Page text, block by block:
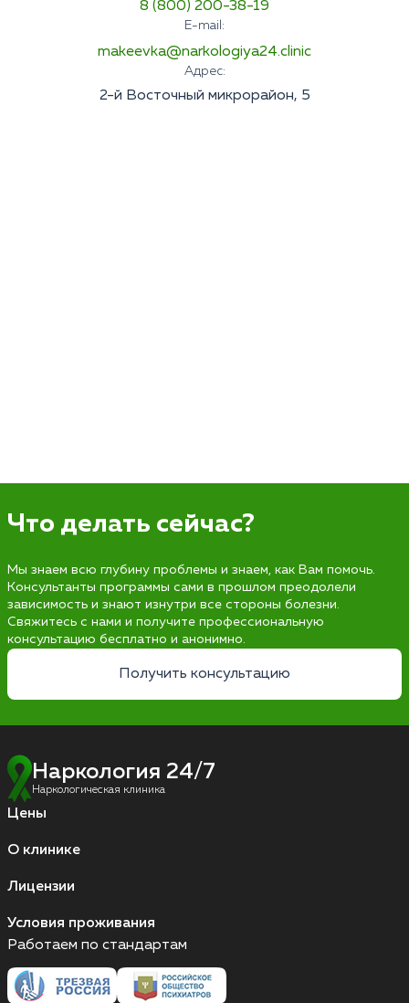
8 (800) 200-38-19
E-mail:
makeevka@narkologiya24.clinic
Адрес:
2-й Восточный микрорайон, 5
Что делать сейчас?
Мы знаем всю глубину проблемы и знаем, как Вам помочь.
Консультанты программы сами в прошлом преодолели
зависимость и знают изнутри все стороны болезни.
Свяжитесь с нами и получите профессиональную
консультацию бесплатно и анонимно.
Получить консультацию
Наркология 24/7
Наркологическая клиника
Цены
О клинике
Лицензии
Условия проживания
Работаем по стандартам